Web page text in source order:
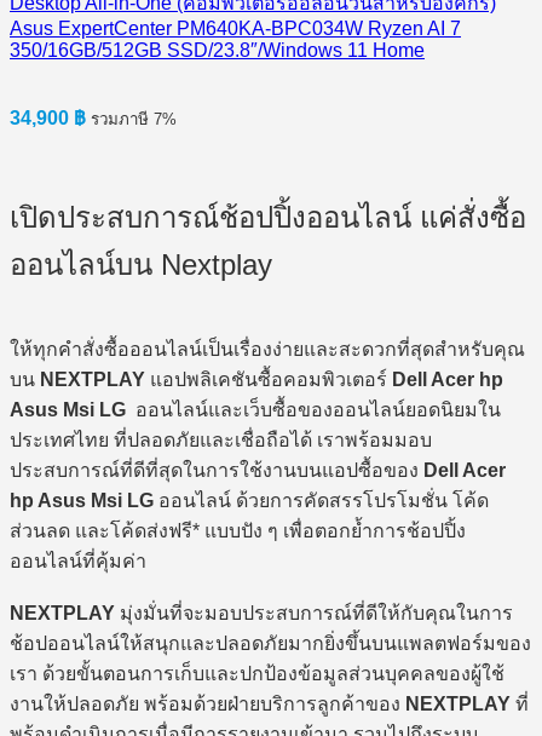
Asus ExpertCenter PM640KA-BPC034W Ryzen AI 7
350/16GB/512GB SSD/23.8″/Windows 11 Home
34,900 ฿ รวมภาษี 7%
เปิดประสบการณ์ช้อปปิ้งออนไลน์ แค่สั่งซื้อ
ออนไลน์บน Nextplay
ให้ทุกคำสั่งซื้อออนไลน์เป็นเรื่องง่ายและสะดวกที่สุดสำหรับคุณ
บน NEXTPLAY แอปพลิเคชันซื้อคอมพิวเตอร์ Dell Acer hp
Asus Msi LG ออนไลน์และเว็บซื้อของออนไลน์ยอดนิยมใน
ประเทศไทย ที่ปลอดภัยและเชื่อถือได้ เราพร้อมมอบ
ประสบการณ์ที่ดีที่สุดในการใช้งานบนแอปซื้อของ Dell Acer
hp Asus Msi LG ออนไลน์ ด้วยการคัดสรรโปรโมชั่น โค้ด
ส่วนลด และโค้ดส่งฟรี* แบบปัง ๆ เพื่อตอกย้ำการช้อปปิ้ง
ออนไลน์ที่คุ้มค่า
NEXTPLAY มุ่งมั่นที่จะมอบประสบการณ์ที่ดีให้กับคุณในการ
ช้อปออนไลน์ให้สนุกและปลอดภัยมากยิ่งขึ้นบนแพลตฟอร์มของ
เรา ด้วยขั้นตอนการเก็บและปกป้องข้อมูลส่วนบุคคลของผู้ใช้
งานให้ปลอดภัย พร้อมด้วยฝ่ายบริการลูกค้าของ NEXTPLAY ที่